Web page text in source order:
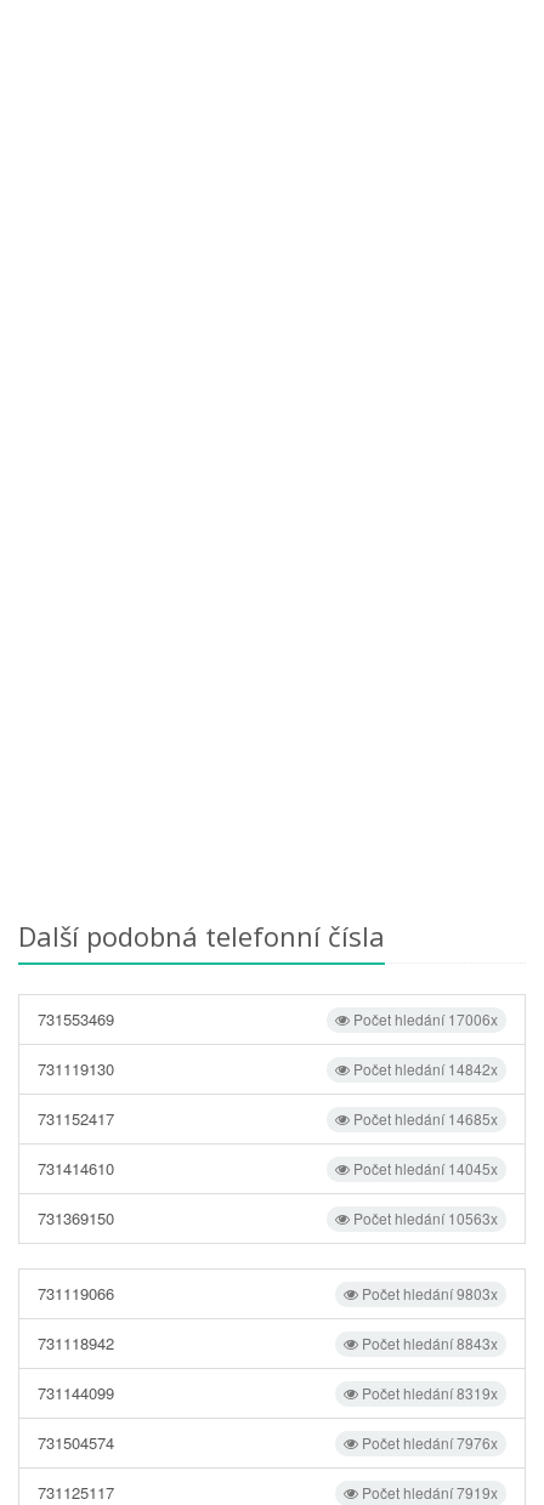
Další podobná telefonní čísla
Počet hledání 17006x
731553469
Počet hledání 14842x
731119130
Počet hledání 14685x
731152417
Počet hledání 14045x
731414610
Počet hledání 10563x
731369150
Počet hledání 9803x
731119066
Počet hledání 8843x
731118942
Počet hledání 8319x
731144099
Počet hledání 7976x
731504574
Počet hledání 7919x
731125117